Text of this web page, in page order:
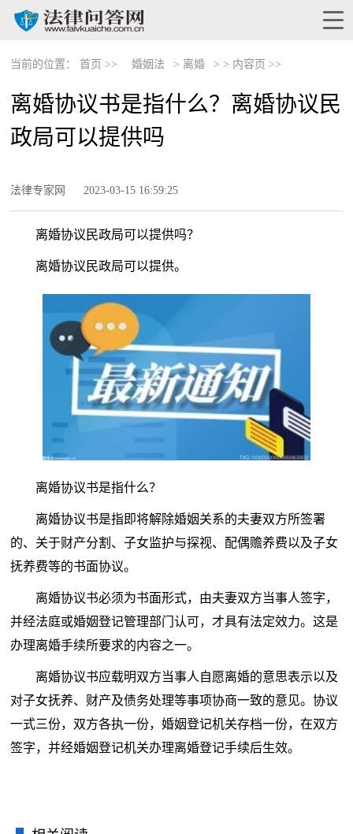
当前的位置： 首页 >> 婚姻法 > 离婚 > > 内容页 >>
离婚协议书是指什么？离婚协议民
政局可以提供吗
法律专家网 2023-03-15 16:59:25
离婚协议民政局可以提供吗？
离婚协议民政局可以提供。
离婚协议书是指什么？
离婚协议书是指即将解除婚姻关系的夫妻双方所签署
的、关于财产分割、子女监护与探视、配偶赡养费以及子女
抚养费等的书面协议。
离婚协议书必须为书面形式，由夫妻双方当事人签字，
并经法庭或婚姻登记管理部门认可，才具有法定效力。这是
办理离婚手续所要求的内容之一。
离婚协议书应载明双方当事人自愿离婚的意思表示以及
对子女抚养、财产及债务处理等事项协商一致的意见。协议
一式三份，双方各执一份，婚姻登记机关存档一份，在双方
签字，并经婚姻登记机关办理离婚登记手续后生效。